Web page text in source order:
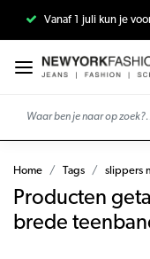
Vanaf 1 juli kun je
Home Tags slippers
Producten
brede